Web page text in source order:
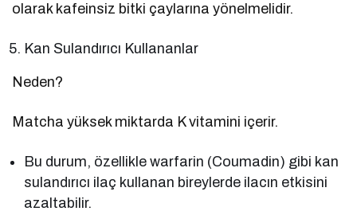
olarak kafeinsiz bitki çaylarına yönelmelidir.
Kan Sulandırıcı Kullananlar
Neden?
Matcha yüksek miktarda K vitamini içerir.
Bu durum, özellikle warfarin (Coumadin) gibi kan
sulandırıcı ilaç kullanan bireylerde ilacın etkisini
azaltabilir.